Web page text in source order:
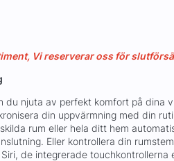
Vi reserverar oss för
du njuta av perfekt komfort på dina
din uppvärmning med din
rum eller hela ditt hem
Eller kontrollera din
de integrerade touchkontrollerna